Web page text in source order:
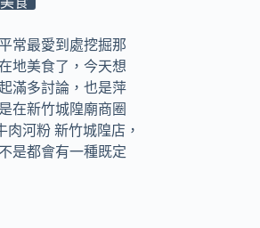
常最愛到處挖掘那
地美食了，今天想
滿多討論，也是萍
在新竹城隍廟商圈
肉河粉 新竹城隍店，
是都會有一種既定